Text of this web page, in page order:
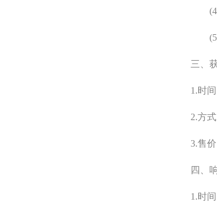
三、
1.时
2.方
3.售
四、
1.时